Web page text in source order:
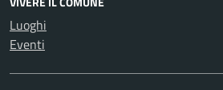
Luoghi
Eventi